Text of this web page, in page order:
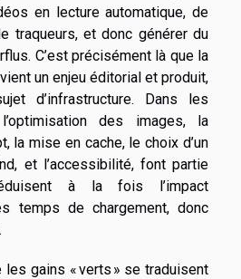
en lecture automatique, de
traqueurs, et donc générer du
C’est précisément là que la
un enjeu éditorial et produit,
d’infrastructure. Dans les
des images, la
la mise en cache, le choix d’un
et l’accessibilité, font partie
à la fois l’impact
temps de chargement, donc
les gains « verts » se traduisent